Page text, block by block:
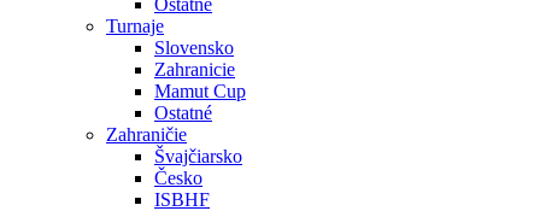
Turnaje
Slovensko
Zahranicie
Mamut Cup
Ostatné
Zahraničie
Švajčiarsko
Česko
ISBHF